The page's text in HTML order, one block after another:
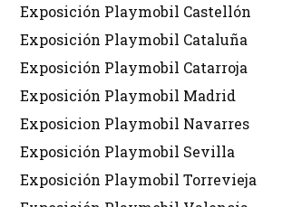
Exposición Playmobil Castellón
Exposición Playmobil Cataluña
Exposición Playmobil Catarroja
Exposición Playmobil Madrid
Exposicion Playmobil Navarres
Exposición Playmobil Sevilla
Exposición Playmobil Torrevieja